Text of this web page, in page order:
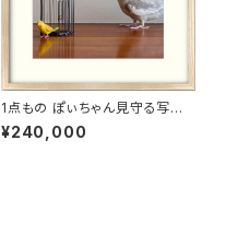
1点もの ぽぃちゃん見守る写真
［額装］額＋マット付 【M_0015
p】
¥240,000